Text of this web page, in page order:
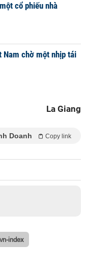
cổ phiếu nhà
Nam chờ một nhịp tái
La Giang
Doanh Copy link
vn-index